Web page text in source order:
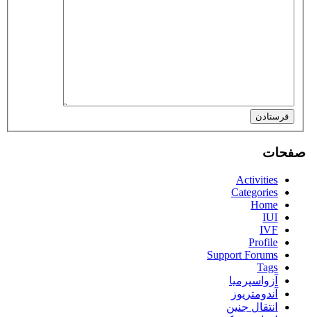
فرستادن
صفحات
Activities
Categories
Home
IUI
IVF
Profile
Support Forums
Tags
آزواسپرمیا
آندومتریوز
انتقال جنین